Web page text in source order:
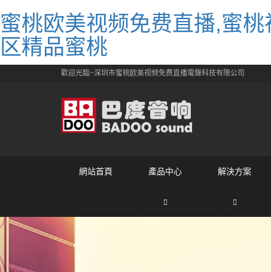
蜜桃欧美视频免费直播,蜜
区精品蜜桃
歡迎光臨~深圳市蜜桃欧美视频免费直播電聲科技有限公司
網站首頁 產品中心 解決方案